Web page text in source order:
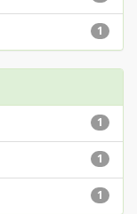
1
1
1
1